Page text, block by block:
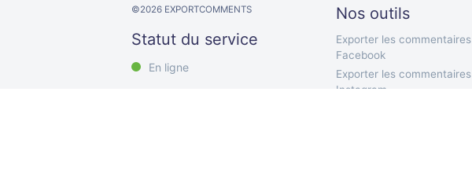
©2026 EXPORTCOMMENTS
Statut du service
En ligne
Nos outils
Exporter les commentaires
Facebook
Exporter les commentaires
Instagram